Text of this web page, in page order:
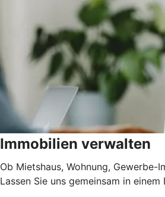
Immobilien verwalten
Ob Mietshaus, Wohnung,
Lassen Sie uns gemeinsam in